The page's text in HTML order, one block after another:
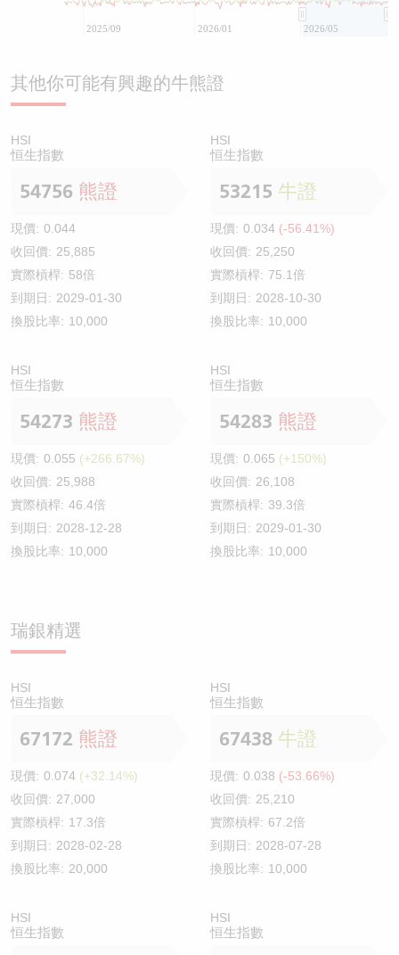
2025/09 2026/01 2026/05
其他你可能有興趣的牛熊證
HSI
恒生指數
54756 熊證
現價: 0.044
收回價: 25,885
實際槓桿: 58倍
到期日: 2029-01-30
換股比率: 10,000
HSI
恒生指數
53215 牛證
現價: 0.034 (-56.41%)
收回價: 25,250
實際槓桿: 75.1倍
到期日: 2028-10-30
換股比率: 10,000
HSI
恒生指數
54273 熊證
現價: 0.055 (+266.67%)
收回價: 25,988
實際槓桿: 46.4倍
到期日: 2028-12-28
換股比率: 10,000
HSI
恒生指數
54283 熊證
現價: 0.065 (+150%)
收回價: 26,108
實際槓桿: 39.3倍
到期日: 2029-01-30
換股比率: 10,000
瑞銀精選
HSI
恒生指數
67172 熊證
現價: 0.074 (+32.14%)
收回價: 27,000
實際槓桿: 17.3倍
到期日: 2028-02-28
換股比率: 20,000
HSI
恒生指數
67438 牛證
現價: 0.038 (-53.66%)
收回價: 25,210
實際槓桿: 67.2倍
到期日: 2028-07-28
換股比率: 10,000
HSI
恒生指數
HSI
恒生指數